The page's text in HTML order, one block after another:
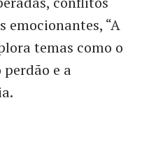
emocionantes, “A
temas como o
e a